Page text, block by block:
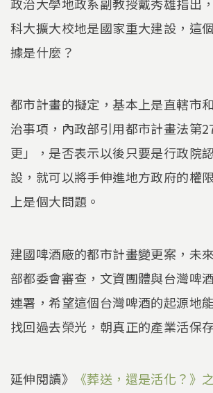
科大擴大校地是國家重大建設，這
據是什麼？
都市計畫的擬定，基本上是直轄市
治事項，內政部引用都市計畫法第
更」，是否表示以後只要是行政院
設，就可以將手伸進地方政府的權
上是個大問題。
建國啤酒廠的都市計畫變更案，未
部都委會審查，文資團體與台灣啤
連署，希望這個台灣啤酒的起源地
找回過去榮光，朝真正的產業活保
延伸閱讀》
《葬送，還是活化？》